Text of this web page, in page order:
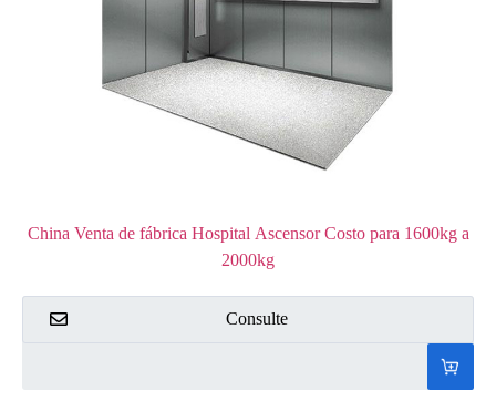
China Venta de fábrica Hospital Ascensor Costo para 1600kg a
2000kg
Consulte